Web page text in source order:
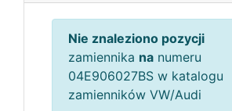
Nie znaleziono pozycji
zamiennika na numeru
04E906027BS w katalogu
zamienników VW/Audi